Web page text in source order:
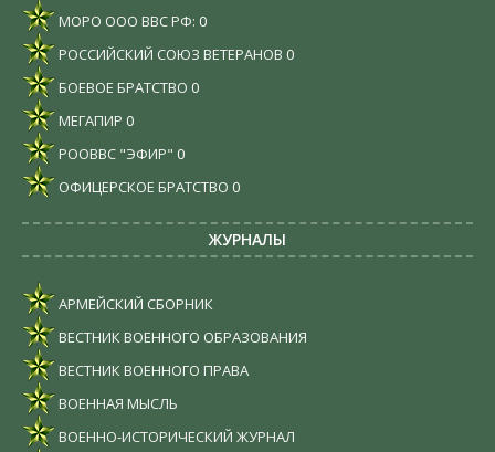
МОРО ООО ВВС РФ: 0
РОССИЙСКИЙ СОЮЗ ВЕТЕРАНОВ 0
БОЕВОЕ БРАТСТВО 0
МЕГАПИР 0
РООВВС "ЭФИР" 0
ОФИЦЕРСКОЕ БРАТСТВО 0
ЖУРНАЛЫ
АРМЕЙСКИЙ СБОРНИК
ВЕСТНИК ВОЕННОГО ОБРАЗОВАНИЯ
ВЕСТНИК ВОЕННОГО ПРАВА
ВОЕННАЯ МЫСЛЬ
ВОЕННО-ИСТОРИЧЕСКИЙ ЖУРНАЛ